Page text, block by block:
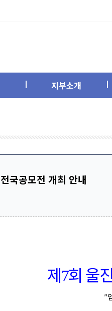
지부소개
국공모전 개최 안내
제7회 울
″